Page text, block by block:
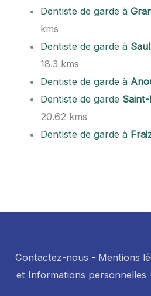
Dentiste de garde à
kms
Dentiste de garde à
18.3 kms
Dentiste de garde à
Dentiste de garde
20.62 kms
Dentiste de garde à
Contactez-nous - Mentions
et Informations personnelles